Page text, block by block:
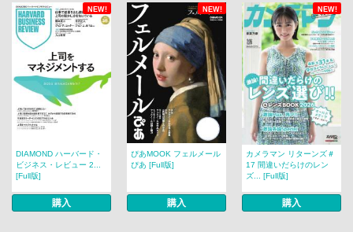
NEW! NEW! NEW!
DIAMOND ハーバード・
ビジネス・レビュー 2...
[Full版]
購入
ぴあMOOK フェルメール
ぴあ [Full版]
購入
カメラマン リターンズ＃
17 間違いだらけのレン
ズ... [Full版]
購入